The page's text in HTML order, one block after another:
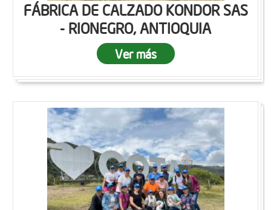
FÁBRICA DE CALZADO KONDOR SAS
- RIONEGRO, ANTIOQUIA
Ver más